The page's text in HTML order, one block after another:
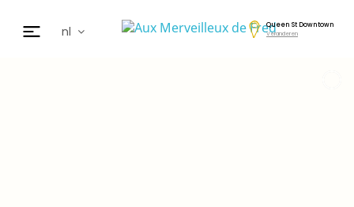
nl
Queen St Downtown
Veranderen